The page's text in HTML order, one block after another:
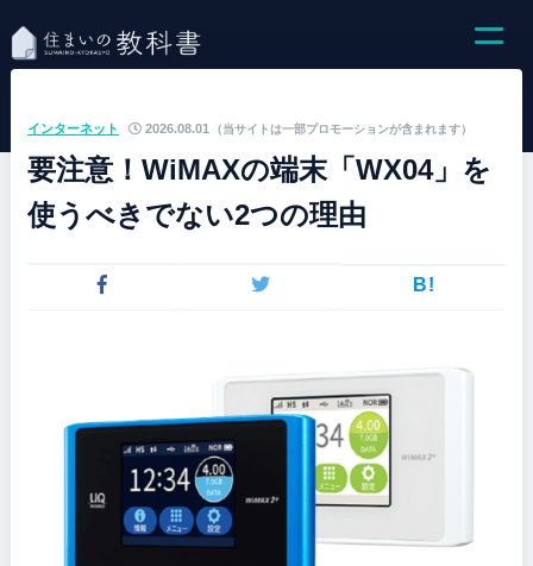
（当サイトは一部プロモーションが含まれます）
インターネット 2026.08.01
要注意！WiMAXの端末「WX04」を
使うべきでない2つの理由
B!